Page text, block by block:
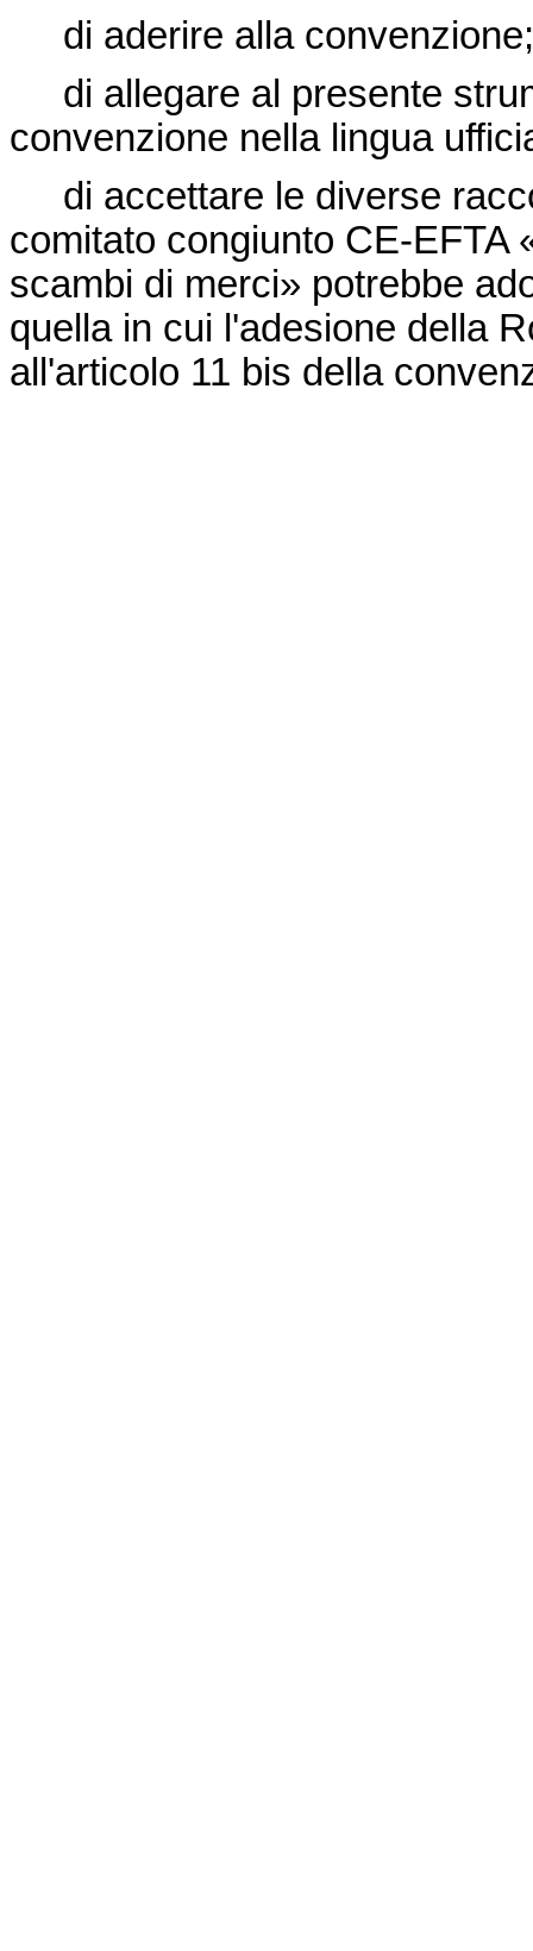
di aderire alla convenzione;
di allegare al presente
convenzione nella lingua
di accettare le diverse
comitato congiunto CE-EFTA
scambi di merci» potrebbe
quella in cui l'adesione della
all'articolo 11 bis della